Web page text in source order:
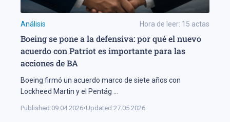
Análisis Hora de leer: 15 actas
Boeing se pone a la defensiva: por qué el nuevo
acuerdo con Patriot es importante para las
acciones de BA
Boeing firmó un acuerdo marco de siete años con
Lockheed Martin y el Pentág
Published:09.04.2026•Updated:27.05.2026